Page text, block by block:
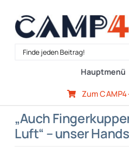
Inhalt
springen
Search
Hauptmenü
Zum
„Auch
Luft“ – unser